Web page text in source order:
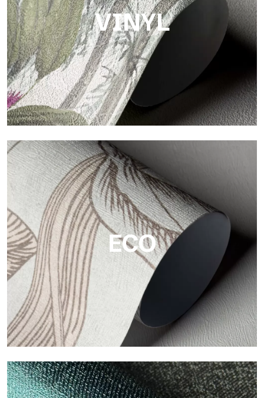
VINYL
Vinyl
Die Vinyloberflächen der Tapeten von Tecnografica bieten
widerstandsfähige, strukturierte und optisch anspruchsvolle
Flächen.
ECO
ECO